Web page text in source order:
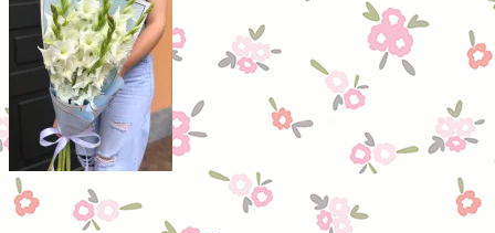
избранное сравнить